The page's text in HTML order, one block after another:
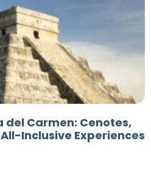
del Carmen: Cenotes,
Inclusive Experiences